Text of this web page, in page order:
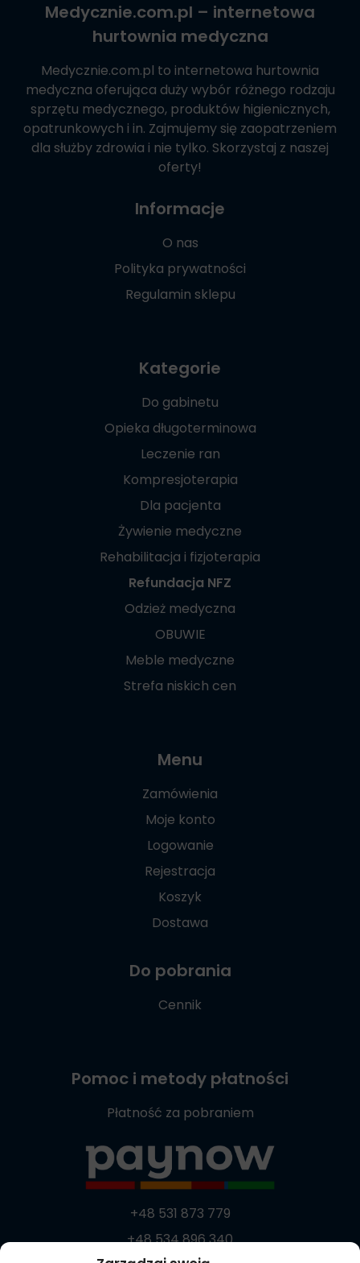
Medycznie.com.pl – internetowa
hurtownia medyczna
Medycznie.com.pl to internetowa hurtownia
medyczna oferująca duży wybór różnego rodzaju
sprzętu medycznego, produktów higienicznych,
opatrunkowych i in. Zajmujemy się zaopatrzeniem
dla służby zdrowia i nie tylko. Skorzystaj z naszej
oferty!
Informacje
O nas
Polityka prywatności
Regulamin sklepu
Kategorie
Do gabinetu
Opieka długoterminowa
Leczenie ran
Kompresjoterapia
Dla pacjenta
Żywienie medyczne
Rehabilitacja i fizjoterapia
Refundacja NFZ
Odzież medyczna
OBUWIE
Meble medyczne
Strefa niskich cen
Menu
Zamówienia
Moje konto
Logowanie
Rejestracja
Koszyk
Dostawa
Do pobrania
Cennik
Pomoc i metody płatności
Płatność za pobraniem
+48 531 873 779
+48 534 896 340